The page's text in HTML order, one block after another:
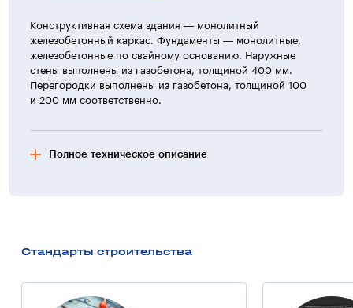
Конструктивная схема здания — монолитный
железобетонный каркас. Фундаменты — монолитные,
железобетонные по свайному основанию. Наружные
стены выполнены из газобетона, толщиной 400 мм.
Перегородки выполнены из газобетона, толщиной 100
и 200 мм соответственно.
Полное техническое описание
Кровля — скатная из металлочерепицы.
Стандарты строительства